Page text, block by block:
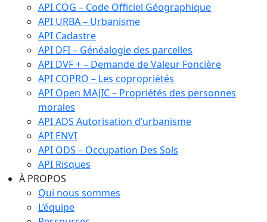
API COG – Code Officiel Géographique
API URBA – Urbanisme
API Cadastre
API DFI – Généalogie des parcelles
API DVF + – Demande de Valeur Foncière
API COPRO – Les copropriétés
API Open MAJIC – Propriétés des personnes
morales
API ADS Autorisation d’urbanisme
API ENVI
API ODS – Occupation Des Sols
API Risques
À PROPOS
Qui nous sommes
L’équipe